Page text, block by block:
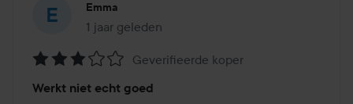
Emma
1 jaar geleden
Het bericht is gemaakt 1 jaar geleden
3
Geverifieerde koper
Werkt niet echt goed